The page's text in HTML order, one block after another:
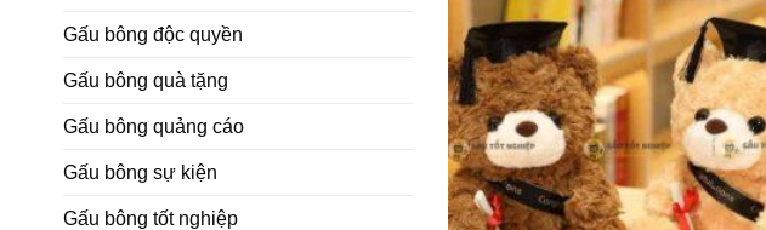
Gấu bông độc quyền
Gấu bông quà tặng
Gấu bông quảng cáo
Gấu bông sự kiện
Gấu bông tốt nghiệp